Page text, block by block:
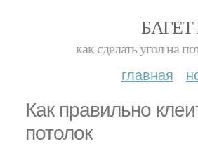
БАГЕТ
как сделать угол на
главная
Как правильно
потолок